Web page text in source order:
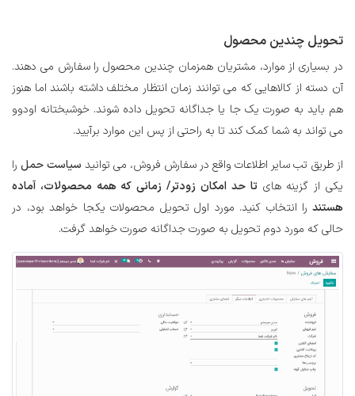
تحویل چندین محصول
در بسیاری از موارد، مشتریان همزمان چندین محصول را سفارش می دهند.
آن دسته از کالاهایی که می توانند زمان انتظار مختلف داشته باشند اما هنوز
هم باید به صورت یک جا یا جداگانه تحویل داده شوند. خوشبختانه اودوو
می تواند به شما کمک کند تا به راحتی از پس این موارد برآیید.
از طریق تب سایر اطلاعات واقع در سفارش فروش، می توانید سیاست حمل را
یکی از گزینه هایتا حد امکان زودتر/ زمانی که همه محصولات، آماده
هستند را انتخاب کنید. مورد اول تحویل محصولات یکجا خواهد بود، در
حالی که مورد دوم تحویل به صورت جداگانه صورت خواهد گرفت.